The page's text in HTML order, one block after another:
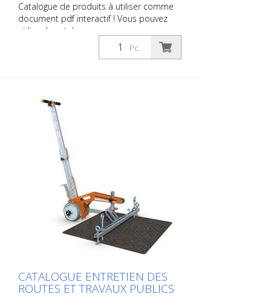
Catalogue de produits à utiliser comme
document pdf interactif ! Vous pouvez
utiliser le catalogue sous
Téléchargements dans la langue de votre
choix. Si vous avez également besoin du
très facilement en cliquant sur l'image
correspondante pour accéder à la page
correspondante. Si vous avez besoin
d'informations supplémentaires, cliquez
sur l'image du produit. Vous serez alors
redirigé vers notre site web. Vous pouvez
également nous envoyer une demande
sans engagement. Vous pouvez
également commander cette information
produit sous forme d'ouvrage imprimé.
Nous vous facturerons toutefois les frais
de production, de manutention et
Pc.
CATALOGUE ENTRETIEN DES
ROUTES ET TRAVAUX PUBLICS